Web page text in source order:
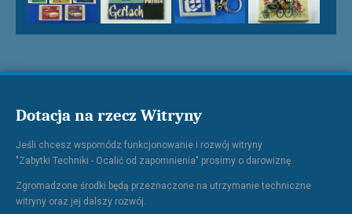
Dotacja na rzecz Witryny
Jeśli chcesz wspomódz funkcjonowanie i rozwój witryny
"Zabytki Techniki - Ocalić od zapomnienia" prosimy o darowiznę.
Zgromadzone środki będą przeznaczone na utrzymanie techniczne
witryny oraz jej dalszy rozwój.